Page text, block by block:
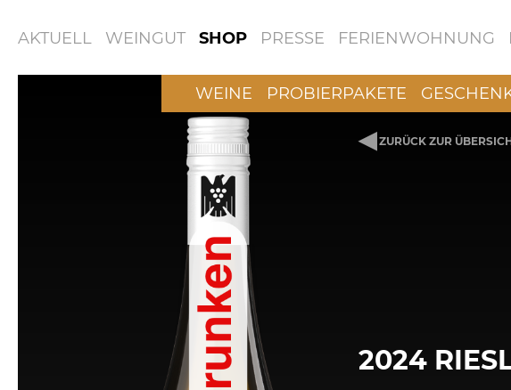
AKTUELL WEINGUT SHOP PRESSE FERIENWOHNUNG
WEINE PROBIERPAKETE
◀ ZURÜCK ZUR
2024